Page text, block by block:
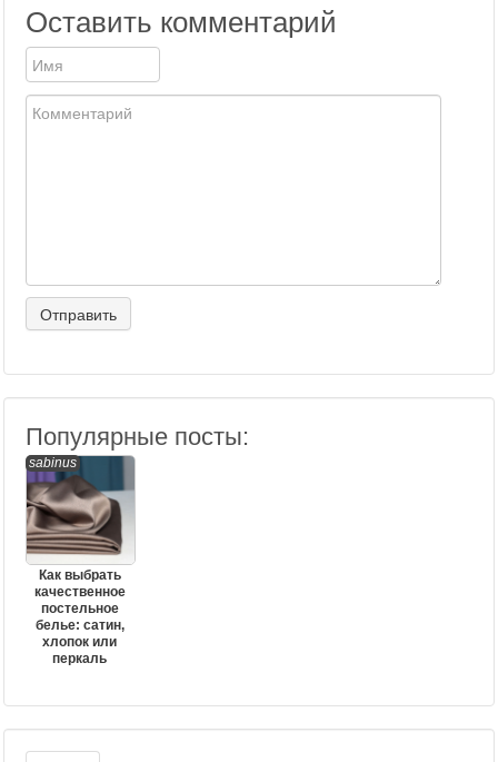
Оставить комментарий
Популярные посты:
sabinus
Как выбрать
качественное
постельное
белье: сатин,
хлопок или
перкаль